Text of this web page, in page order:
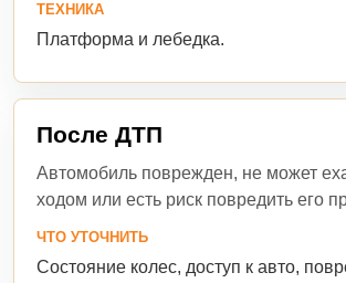
ТЕХНИКА
Платформа и лебедка.
После ДТП
Автомобиль поврежден, не может
ходом или есть риск повредить его
ЧТО УТОЧНИТЬ
Состояние колес, доступ к авто,